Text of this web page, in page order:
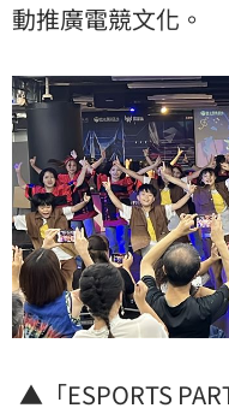
動推廣電競文化。
▲「ESPORTS